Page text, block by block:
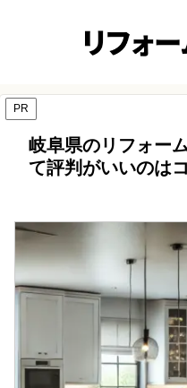
PR
岐阜県のリフォー
て評判がいいのは